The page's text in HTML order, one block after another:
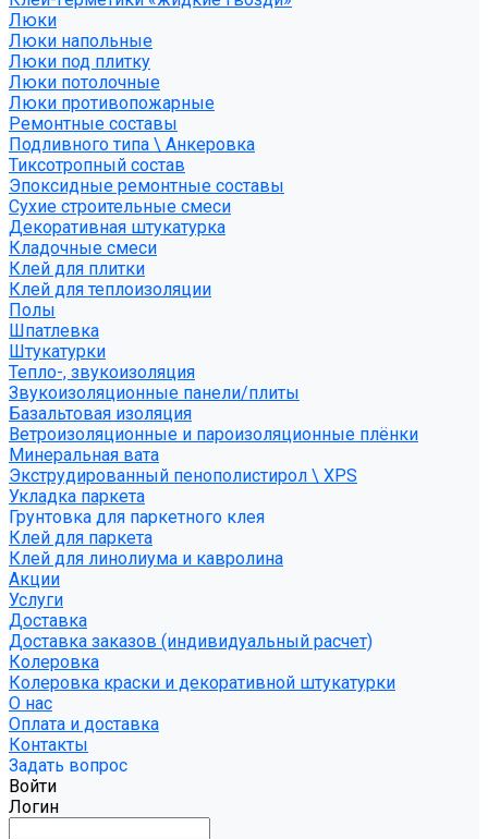
Люки
Люки напольные
Люки под плитку
Люки потолочные
Люки противопожарные
Ремонтные составы
Подливного типа \ Анкеровка
Тиксотропный состав
Эпоксидные ремонтные составы
Сухие строительные смеси
Декоративная штукатурка
Кладочные смеси
Клей для плитки
Клей для теплоизоляции
Полы
Шпатлевка
Штукатурки
Тепло-, звукоизоляция
Звукоизоляционные панели/плиты
Базальтовая изоляция
Ветроизоляционные и пароизоляционные плёнки
Минеральная вата
Экструдированный пенополистирол \ XPS
Укладка паркета
Грунтовка для паркетного клея
Клей для паркета
Клей для линолиума и кавролина
Акции
Услуги
Доставка
Доставка заказов (индивидуальный расчет)
Колеровка
Колеровка краски и декоративной штукатурки
О нас
Оплата и доставка
Контакты
Задать вопрос
Войти
Логин